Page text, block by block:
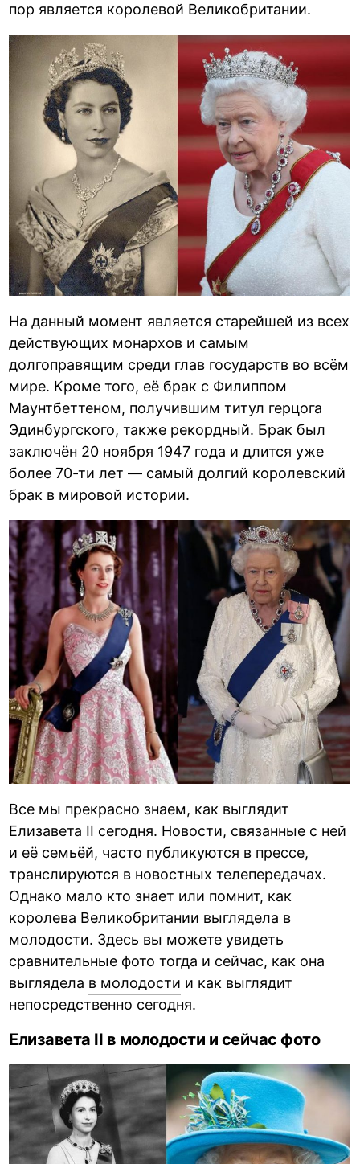
пор является королевой Великобритании.
На данный момент является старейшей из всех
действующих монархов и самым
долгоправящим среди глав государств во всём
мире. Кроме того, её брак с Филиппом
Маунтбеттеном, получившим титул герцога
Эдинбургского, также рекордный. Брак был
заключён 20 ноября 1947 года и длится уже
более 70-ти лет — самый долгий королевский
брак в мировой истории.
Все мы прекрасно знаем, как выглядит
Елизавета II сегодня. Новости, связанные с ней
и её семьёй, часто публикуются в прессе,
транслируются в новостных телепередачах.
Однако мало кто знает или помнит, как
королева Великобритании выглядела в
молодости. Здесь вы можете увидеть
сравнительные фото тогда и сейчас, как она
выглядела в молодости и как выглядит
непосредственно сегодня.
Елизавета II в молодости и сейчас фото